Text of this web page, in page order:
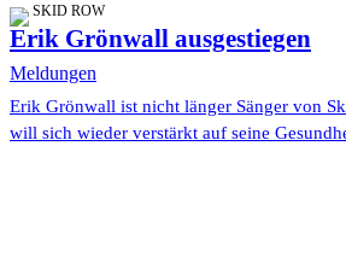
SKID ROW
Erik Grönwall ausgestiegen
Meldungen
Erik Grönwall ist nicht länger Sänger von
will sich wieder verstärkt auf seine